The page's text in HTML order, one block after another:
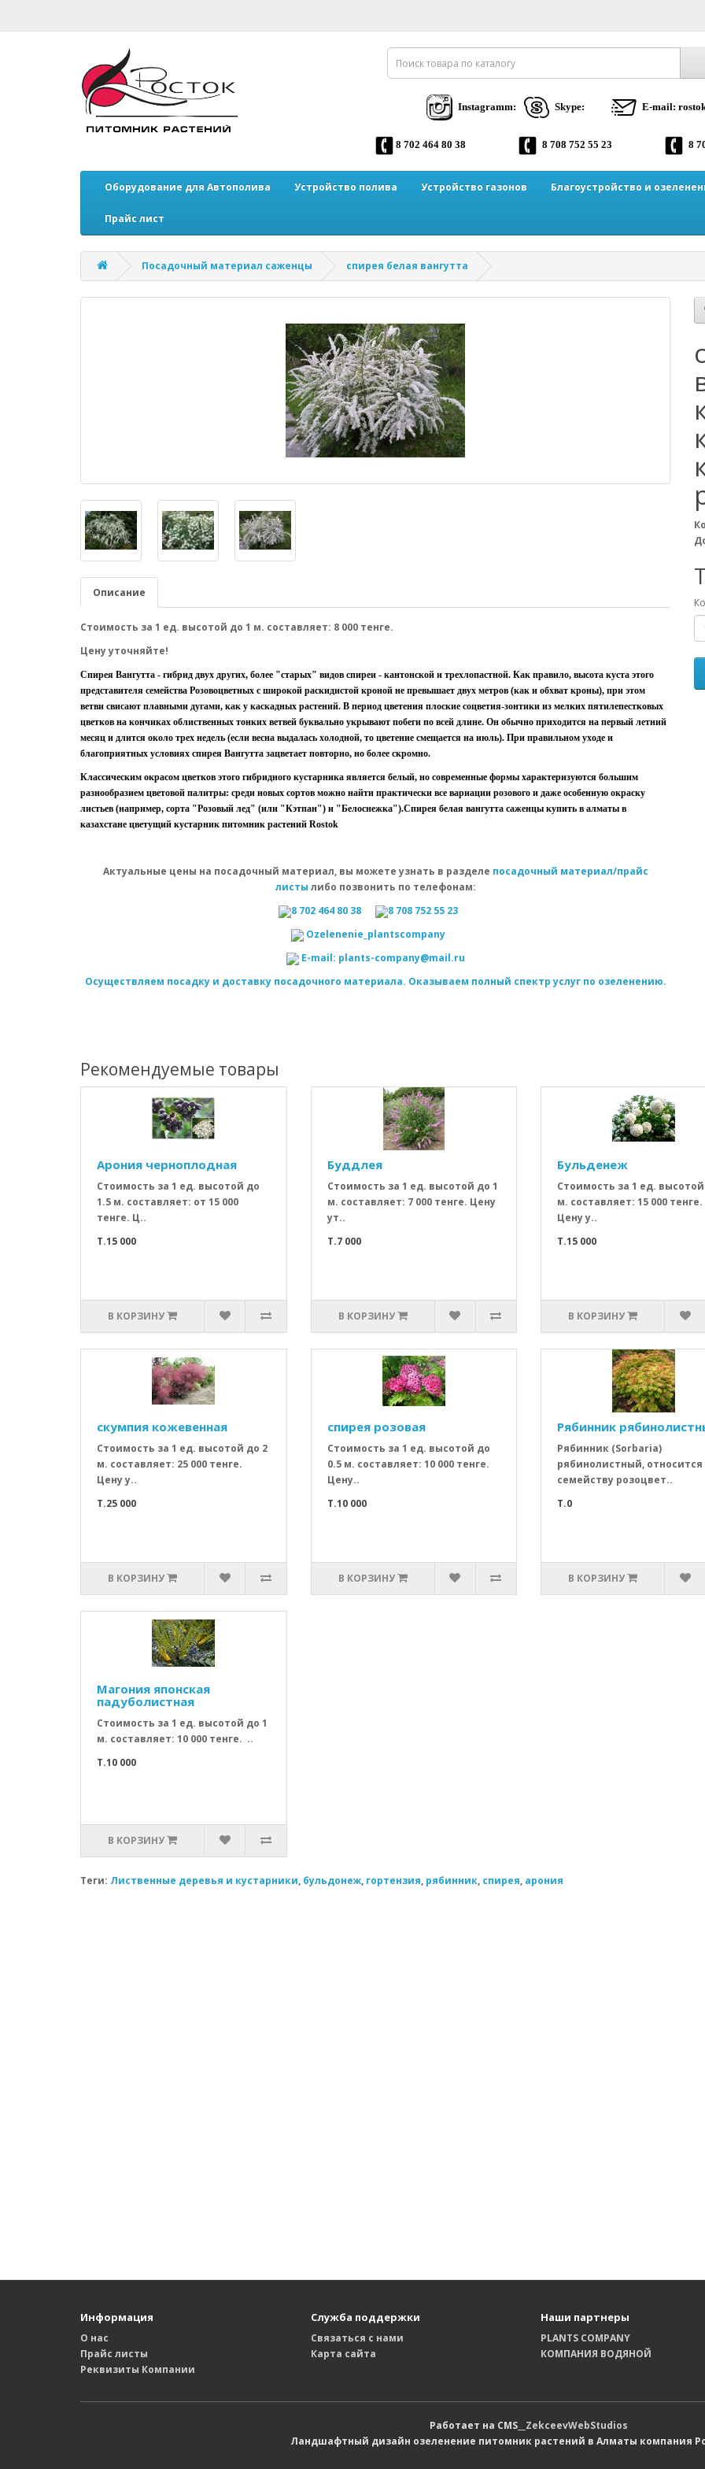
Instagramm: Skype: E-mail:
8 702 464 80 38 8 708 752 55 23 8
Оборудование для Автополива Устройство полива Устройство газонов Благоустройство и
Прайс лист
Посадочный материал саженцы спирея белая вангутта
Описание
Стоимость за 1 ед. высотой до 1 м. составляет: 8 000 тенге.
Цену уточняйте!
Спирея Вангутта - гибрид двух других, более "старых" видов спиреи - кантонской и трехлопастной. Как правило, высота куста этого
представителя семейства Розовоцветных с широкой раскидистой кроной не превышает двух метров (как и обхват кроны), при этом
ветви свисают плавными дугами, как у каскадных растений. В период цветения плоские соцветия-зонтики из мелких пятилепестковых
цветков на кончиках облиственных тонких ветвей буквально укрывают побеги по всей длине. Он обычно приходится на первый летний
месяц и длится около трех недель (если весна выдалась холодной, то цветение смещается на июль). При правильном уходе и
благоприятных условиях спирея Вангутта зацветает повторно, но более скромно.
Классическим окрасом цветков этого гибридного кустарника является белый, но современные формы характеризуются большим
разнообразием цветовой палитры: среди новых сортов можно найти практически все вариации розового и даже особенную окраску
листьев (например, сорта "Розовый лед" (или "Кэтпан") и "Белоснежка").Cпирея белая вангутта саженцы купить в алматы в
казахстане цветущий кустарник питомник растений Rostok
Актуальные цены на посадочный материал, вы можете узнать в разделе посадочный материал/прайс
листы либо позвонить по телефонам:
8 702 464 80 38
8 708 752 55 23
Оzelenenie_plantscompany
E-mail: plants-company@mail.ru
Осуществляем посадку и доставку посадочного материала. Оказываем полный спектр услуг по озеленению.
Рекомендуемые товары
Арония черноплодная
Стоимость за 1 ед. высотой до
1.5 м. составляет: от 15 000
тенге. Ц..
T.15 000
В КОРЗИНУ
Буддлея
Стоимость за 1 ед. высотой до 1
м. составляет: 7 000 тенге. Цену
ут..
T.7 000
В КОРЗИНУ
Бульденеж
Стоимость за 1 ед.
м. составляет: 15 000 тенге.
Цену у..
T.15 000
В КОРЗИНУ
скумпия кожевенная
Стоимость за 1 ед. высотой до 2
м. составляет: 25 000 тенге.
Цену у..
T.25 000
В КОРЗИНУ
спирея розовая
Стоимость за 1 ед. высотой до
0.5 м. составляет: 10 000 тенге.
Цену..
T.10 000
В КОРЗИНУ
Рябинник
Рябинник (Sorbaria)
рябинолистный, относится
семейству розоцвет..
T.0
В КОРЗИНУ
Магония японская
падуболистная
Стоимость за 1 ед. высотой до 1
м. составляет: 10 000 тенге. ..
T.10 000
В КОРЗИНУ
Теги: Лиственные деревья и кустарники, бульдонеж, гортензия, рябинник, спирея, арония
Информация
О нас
Прайс листы
Реквизиты Компании
Служба поддержки
Связаться с нами
Карта сайта
Наши партнеры
PLANTS COMPANY
КОМПАНИЯ ВОДЯНОЙ
Работает на CMS__ ZekceevWebStudios
Ландшафтный дизайн озеленение питомник растений в Алматы компания